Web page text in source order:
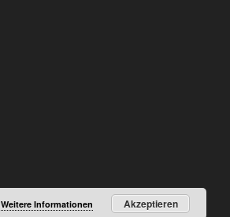
Weitere Informationen Akzeptieren